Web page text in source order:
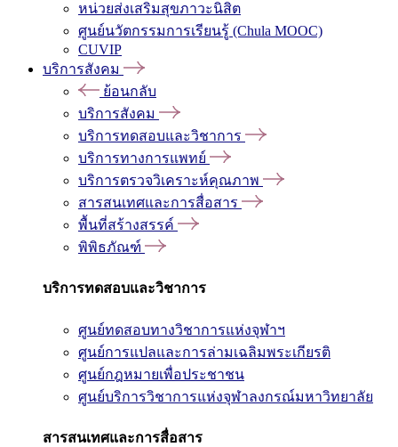
หน่วยส่งเสริมสุขภาวะนิสิต
ศูนย์นวัตกรรมการเรียนรู้ (Chula MOOC)
CUVIP
บริการสังคม
ย้อนกลับ
บริการสังคม
บริการทดสอบและวิชาการ
บริการทางการแพทย์
บริการตรวจวิเคราะห์คุณภาพ
สารสนเทศและการสื่อสาร
พื้นที่สร้างสรรค์
พิพิธภัณฑ์
บริการทดสอบและวิชาการ
ศูนย์ทดสอบทางวิชาการแห่งจุฬาฯ
ศูนย์การแปลและการล่ามเฉลิมพระเกียรติ
ศูนย์กฎหมายเพื่อประชาชน
ศูนย์บริการวิชาการแห่งจุฬาลงกรณ์มหาวิทยาลัย
สารสนเทศและการสื่อสาร